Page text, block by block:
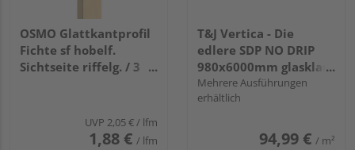
OSMO Glattkantprofil
Fichte sf hobelf.
Sichtseite riffelg. / 3
21x68mm, 4,8m
UVP 2,05 €/ lfm
1,88 € / lfm
T&J Vertica - Die
edlere SDP NO DRIP
980x6000mm glasklar
16mm
Mehrere Ausführungen
erhältlich
94,99 € / m²